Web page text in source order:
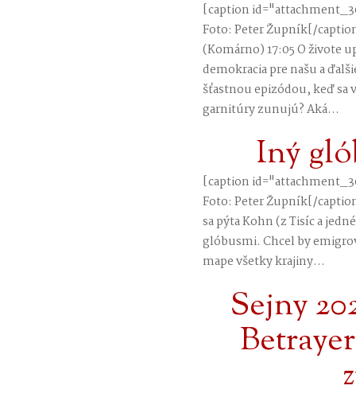
[caption
Foto: Peter Župník[/
(Komárno) 17:05 O živote
demokracia pre našu a
šťastnou epizódou, keď sa
garnitúry zunujú? Aká...
Iný
[caption
Foto: Peter Župník[/
sa pýta Kohn (z Tisíc a
glóbusmi. Chcel by
mape všetky krajiny...
Sejny